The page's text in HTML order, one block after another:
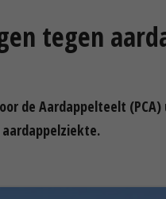
tegen
de Aardappelteelt